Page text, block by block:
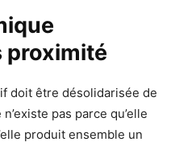
proximité
doit être désolidarisée de
pas parce qu’elle
produit ensemble un